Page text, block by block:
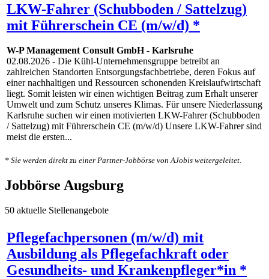
LKW-Fahrer (Schubboden / Sattelzug)
mit Führerschein CE (m/w/d) *
W-P Management Consult GmbH- Karlsruhe
02.08.2026 - Die Kühl-Unternehmensgruppe betreibt an
zahlreichen Standorten Entsorgungsfachbetriebe, deren Fokus auf
einer nachhaltigen und Ressourcen schonenden Kreislaufwirtschaft
liegt. Somit leisten wir einen wichtigen Beitrag zum Erhalt unserer
Umwelt und zum Schutz unseres Klimas. Für unsere Niederlassung
Karlsruhe suchen wir einen motivierten LKW-Fahrer (Schubboden
/ Sattelzug) mit Führerschein CE (m/w/d) Unsere LKW-Fahrer sind
meist die ersten...
* Sie werden direkt zu einer Partner-Jobbörse von AJobis weitergeleitet.
Jobbörse Augsburg
50 aktuelle Stellenangebote
Pflegefachpersonen (m/w/d) mit
Ausbildung als Pflegefachkraft oder
Gesundheits- und Krankenpfleger*in *